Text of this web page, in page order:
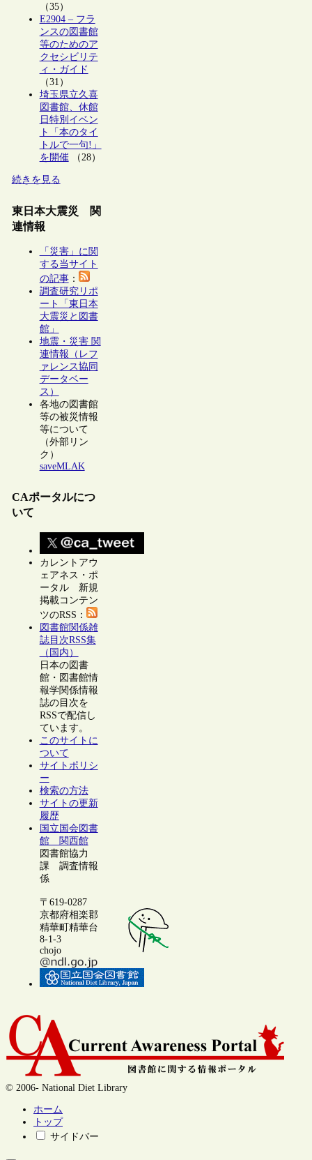
（35）
E2904 – フラ
ンスの図書館
等のためのア
クセシビリテ
ィ・ガイド
（31）
埼玉県立久喜
図書館、休館
日特別イベン
ト「本のタイ
トルで一句!」
を開催（28）
続きを見る
東日本大震災 関
連情報
「災害」に関
する当サイト
の記事：
調査研究リポ
ート「東日本
大震災と図書
館」
地震・災害 関
連情報（レフ
ァレンス協同
データベー
ス）
各地の図書館
等の被災情報
等について
（外部リン
ク）
saveMLAK
CAポータルにつ
いて
カレントアウ
ェアネス・ポ
ータル 新規
掲載コンテン
ツのRSS：
図書館関係雑
誌目次RSS集
（国内）
日本の図書
館・図書館情
報学関係情報
誌の目次を
RSSで配信し
ています。
このサイトに
ついて
サイトポリシ
ー
検索の方法
サイトの更新
履歴
国立国会図書
館 関西館
図書館協力
課 調査情報
係
〒619-0287
京都府相楽郡
精華町精華台
8-1-3
chojo
© 2006- National Diet Library
ホーム
トップ
サイドバー